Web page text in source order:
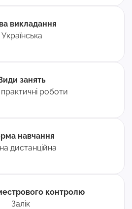
викладання
Українська
занять
практичні роботи
навчання
дистанційна
контролю
Залік